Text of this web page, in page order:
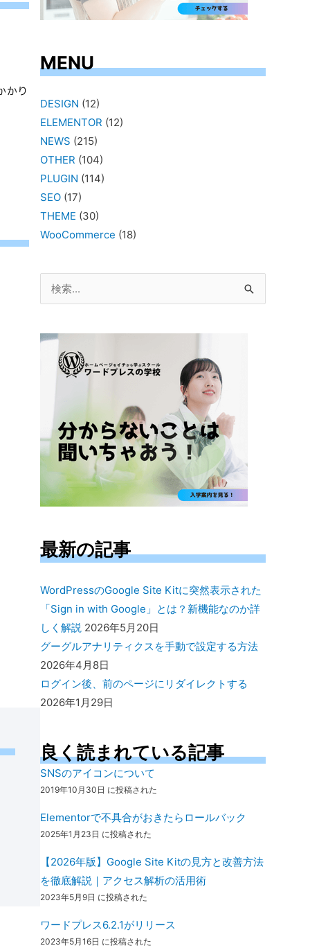
かり
MENU
DESIGN (12)
ELEMENTOR (12)
NEWS (215)
OTHER (104)
PLUGIN (114)
SEO(17)
THEME (30)
WooCommerce (18)
象:
最新の記事
WordPressのGoogle Site Kitに突然表示された
「Sign in with Google」とは？新機能なのか詳
しく解説 2026年5月20日
グーグルアナリティクスを手動で設定する方法
2026年4月8日
ログイン後、前のページにリダイレクトする
2026年1月29日
良く読まれている記事
SNSのアイコンについて
2019年10月30日 に投稿された
Elementorで不具合がおきたらロールバック
2025年1月23日 に投稿された
【2026年版】Google Site Kitの見方と改善方法
を徹底解説｜アクセス解析の活用術
2023年5月9日 に投稿された
ワードプレス6.2.1がリリース
2023年5月16日 に投稿された